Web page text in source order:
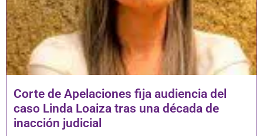
Corte de Apelaciones fija audiencia del
caso Linda Loaiza tras una década de
inacción judicial